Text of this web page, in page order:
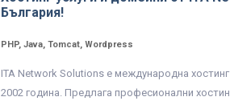
България!
PHP, Java, Tomcat, Wordpress
ITA Network Solutions е международна
2002 година. Предлага професионални